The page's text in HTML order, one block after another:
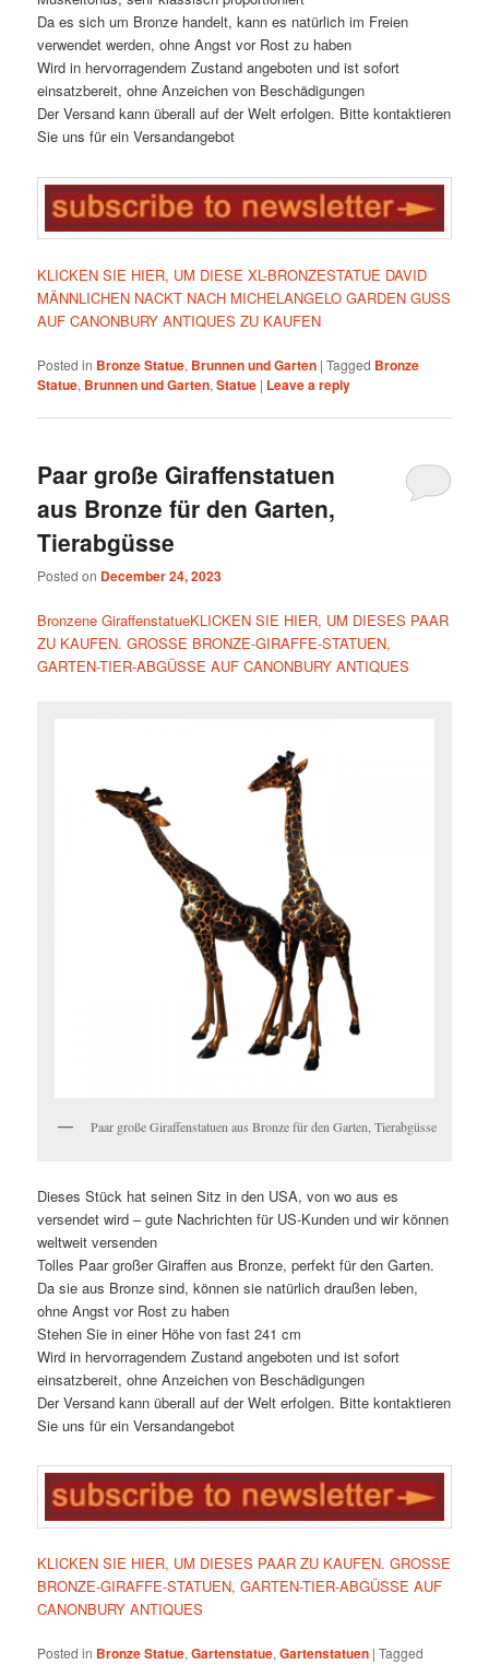
Da es sich um Bronze handelt, kann es natürlich im Freien
verwendet werden, ohne Angst vor Rost zu haben
Wird in hervorragendem Zustand angeboten und ist sofort
einsatzbereit, ohne Anzeichen von Beschädigungen
Der Versand kann überall auf der Welt erfolgen. Bitte kontaktieren
Sie uns für ein Versandangebot
KLICKEN SIE HIER, UM DIESE XL-BRONZESTATUE DAVID
MÄNNLICHEN NACKT NACH MICHELANGELO GARDEN GUSS
AUF CANONBURY ANTIQUES ZU KAUFEN
Posted in Bronze Statue, Brunnen und Garten |Tagged Bronze
Statue, Brunnen und Garten,Statue | Leave a reply
Paar große Giraffenstatuen
aus Bronze für den Garten,
Tierabgüsse
Posted on December 24, 2023
Bronzene GiraffenstatueKLICKEN SIE HIER, UM DIESES PAAR
ZU KAUFEN. GROSSE BRONZE-GIRAFFE-STATUEN,
GARTEN-TIER-ABGÜSSE AUF CANONBURY ANTIQUES
Paar große Giraffenstatuen aus Bronze für den Garten, Tierabgüsse
Dieses Stück hat seinen Sitz in den USA, von wo aus es
versendet wird – gute Nachrichten für US-Kunden und wir können
weltweit versenden
Tolles Paar großer Giraffen aus Bronze, perfekt für den Garten.
Da sie aus Bronze sind, können sie natürlich draußen leben,
ohne Angst vor Rost zu haben
Stehen Sie in einer Höhe von fast 241 cm
Wird in hervorragendem Zustand angeboten und ist sofort
einsatzbereit, ohne Anzeichen von Beschädigungen
Der Versand kann überall auf der Welt erfolgen. Bitte kontaktieren
Sie uns für ein Versandangebot
KLICKEN SIE HIER, UM DIESES PAAR ZU KAUFEN. GROSSE
BRONZE-GIRAFFE-STATUEN, GARTEN-TIER-ABGÜSSE AUF
CANONBURY ANTIQUES
Posted in Bronze Statue,Gartenstatue,Gartenstatuen |Tagged